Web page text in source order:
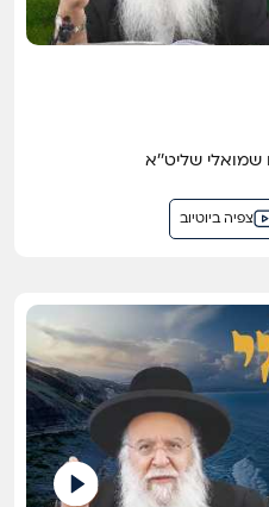
צפיה ביוטיוב